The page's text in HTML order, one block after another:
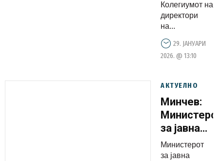
Колегиумот на
директори
на...
29. ЈАНУАРИ
2026. @ 13:10
АКТУЕЛНО
Минчев:
за јавна
поставува
Министерот
за јавна